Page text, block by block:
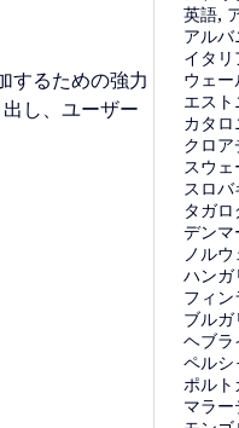
するための強力
し、ユーザー
英語,
アル
イタリ
ウェ
エス
カタ
クロ
スウ
スロ
タガ
デンマ
ノル
ハンガ
フィ
ブル
ヘブラ
ペルシ
ポルト
マラ